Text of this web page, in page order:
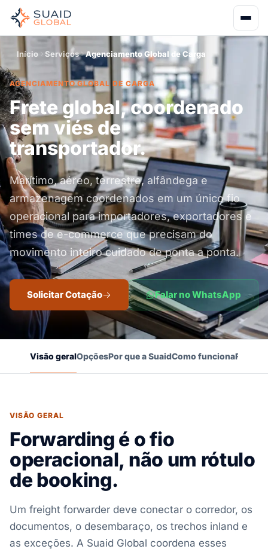
Início Serviços Agenciamento Global de Carga
AGENCIAMENTO GLOBAL DE CARGA
Frete global, coordenado
sem viés de
transportador.
Marítimo, aéreo, terrestre, alfândega e
armazenagem coordenados em um único fio
operacional para importadores, exportadores e
times de e-commerce que precisam do
movimento inteiro cuidado de ponta a ponta.
Solicitar Cotação Falar no WhatsApp
Visão geralOpçõesPor que a SuaidComo funcionaFAQ
VISÃO GERAL
Forwarding é o fio
operacional, não um rótulo
de booking.
Um freight forwarder deve conectar o corredor, os
documentos, o desembaraço, os trechos inland e
as exceções. A Suaid Global coordena esses